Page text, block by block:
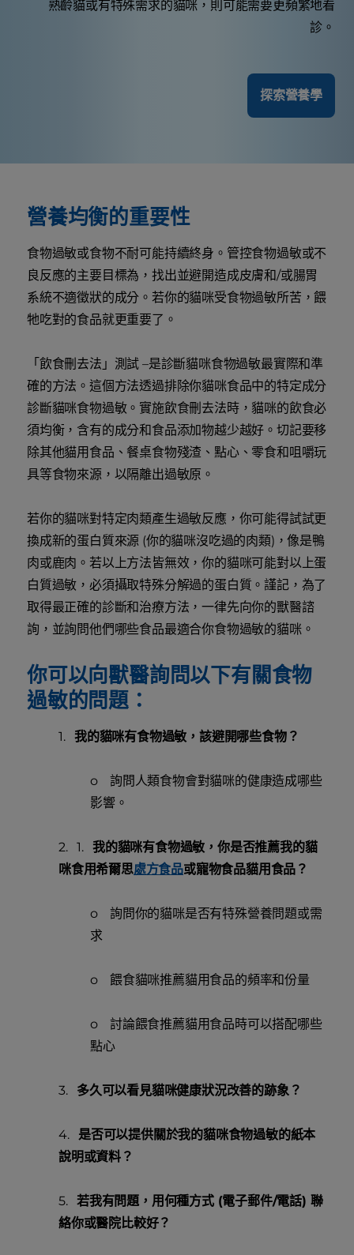
熟齡貓或有特殊需求的貓咪，則可能需要更頻繁地看
診。
探索營養學
營養均衡的重要性
食物過敏或食物不耐可能持續終身。管控食物過敏或不
良反應的主要目標為，找出並避開造成皮膚和/或腸胃
系統不適徵狀的成分。若你的貓咪受食物過敏所苦，餵
牠吃對的食品就更重要了。
「飲食刪去法」測試 –是診斷貓咪食物過敏最實際和準
確的方法。這個方法透過排除你貓咪食品中的特定成分
診斷貓咪食物過敏。實施飲食刪去法時，貓咪的飲食必
須均衡，含有的成分和食品添加物越少越好。切記要移
除其他貓用食品、餐桌食物殘渣、點心、零食和咀嚼玩
具等食物來源，以隔離出過敏原。
若你的貓咪對特定肉類產生過敏反應，你可能得試試更
換成新的蛋白質來源 (你的貓咪沒吃過的肉類)，像是鴨
肉或鹿肉。若以上方法皆無效，你的貓咪可能對以上蛋
白質過敏，必須攝取特殊分解過的蛋白質。謹記，為了
取得最正確的診斷和治療方法，一律先向你的獸醫諮
詢，並詢問他們哪些食品最適合你食物過敏的貓咪。
你可以向獸醫詢問以下有關食物
過敏的問題：
1. 我的貓咪有食物過敏，該避開哪些食物？
o 詢問人類食物會對貓咪的健康造成哪些
影響。
2. 1. 我的貓咪有食物過敏，你是否推薦我的貓
咪食用希爾思處方食品或寵物食品貓用食品？
o 詢問你的貓咪是否有特殊營養問題或需
求
o 餵食貓咪推薦貓用食品的頻率和份量
o 討論餵食推薦貓用食品時可以搭配哪些
點心
3. 多久可以看見貓咪健康狀況改善的跡象？
4. 是否可以提供關於我的貓咪食物過敏的紙本
說明或資料？
5. 若我有問題，用何種方式 (電子郵件/電話) 聯
絡你或醫院比較好？